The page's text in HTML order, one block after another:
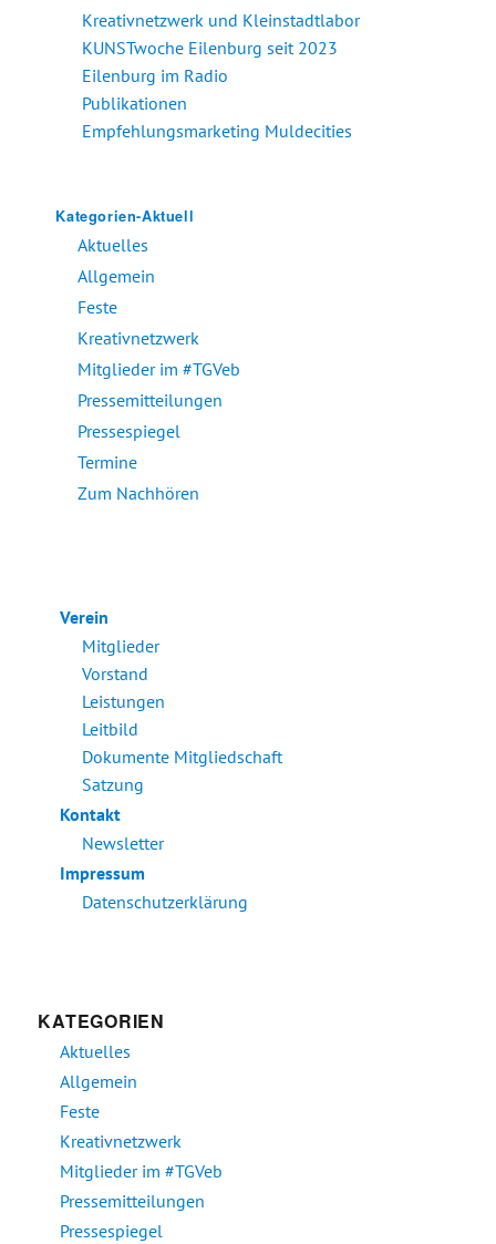
Kreativnetzwerk und Kleinstadtlabor
KUNSTwoche Eilenburg seit 2023
Eilenburg im Radio
Publikationen
Empfehlungsmarketing Muldecities
Kategorien-Aktuell
Aktuelles
Allgemein
Feste
Kreativnetzwerk
Mitglieder im #TGVeb
Pressemitteilungen
Pressespiegel
Termine
Zum Nachhören
Verein
Mitglieder
Vorstand
Leistungen
Leitbild
Dokumente Mitgliedschaft
Satzung
Kontakt
Newsletter
Impressum
Datenschutzerklärung
KATEGORIEN
Aktuelles
Allgemein
Feste
Kreativnetzwerk
Mitglieder im #TGVeb
Pressemitteilungen
Pressespiegel